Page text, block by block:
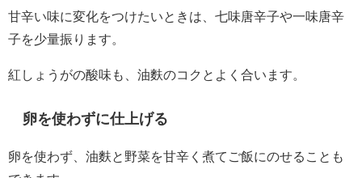
甘辛い味に変化をつけたいときは、七味唐辛子や一味唐辛
子を少量振ります。
紅しょうがの酸味も、油麩のコクとよく合います。
卵を使わずに仕上げる
卵を使わず、油麩と野菜を甘辛く煮てご飯にのせることも